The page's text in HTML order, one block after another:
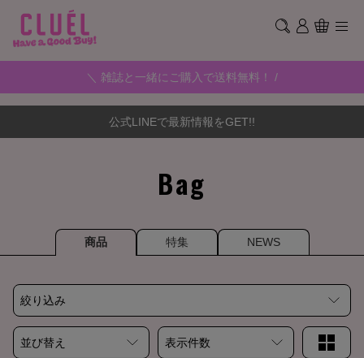
＼ 雑誌と一緒にご購入で送料無料！ /
公式LINEで最新情報をGET!!
Bag
商品 特集 NEWS
絞り込み
並び替え 表示件数